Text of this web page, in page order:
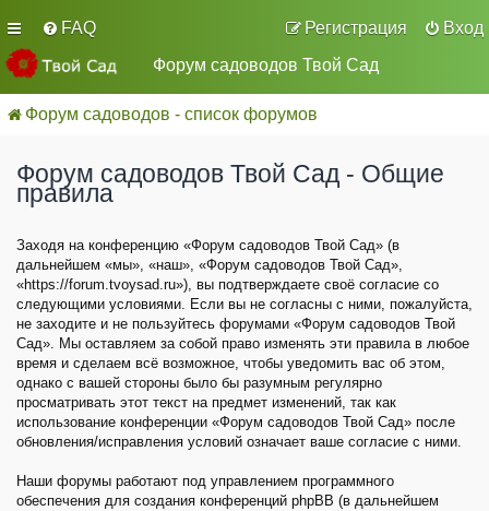
FAQ Вход
Регистрация
Форум садоводов Твой Сад
Форум садоводов - список форумов
Форум садоводов Твой Сад - Общие
правила
Заходя на конференцию «Форум садоводов Твой Сад» (в
дальнейшем «мы», «наш», «Форум садоводов Твой Сад»,
«https://forum.tvoysad.ru»), вы подтверждаете своё согласие со
следующими условиями. Если вы не согласны с ними, пожалуйста,
не заходите и не пользуйтесь форумами «Форум садоводов Твой
Сад». Мы оставляем за собой право изменять эти правила в любое
время и сделаем всё возможное, чтобы уведомить вас об этом,
однако с вашей стороны было бы разумным регулярно
просматривать этот текст на предмет изменений, так как
использование конференции «Форум садоводов Твой Сад» после
обновления/исправления условий означает ваше согласие с ними.
Наши форумы работают под управлением программного
обеспечения для создания конференций phpBB (в дальнейшем